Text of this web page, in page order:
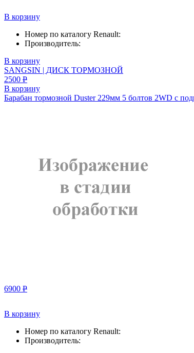
В корзину
Номер по каталогу Renault:
Производитель:
В корзину
SANGSIN | ДИСК ТОРМОЗНОЙ
2500 Р
В корзину
Барабан тормозной Duster 229мм 5 болтов 2WD с
6900 Р
В корзину
Номер по каталогу Renault:
Производитель: